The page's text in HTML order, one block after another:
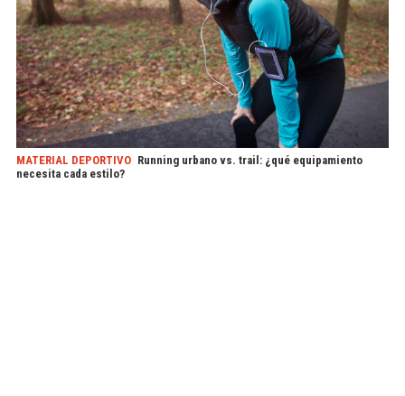
MATERIAL DEPORTIVO Running urbano vs. trail: ¿qué equipamiento
necesita cada estilo?